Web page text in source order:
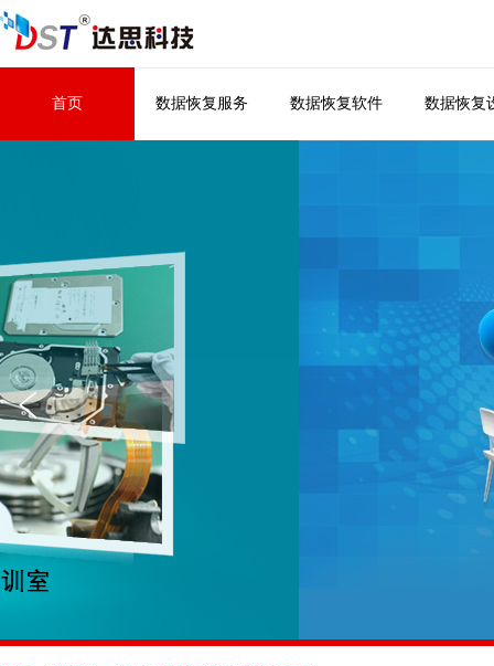
首页 数据恢复服务 数据恢复软件 数据恢复